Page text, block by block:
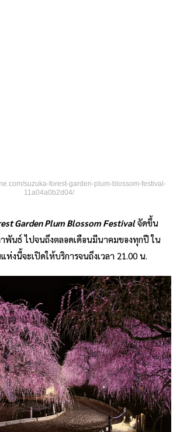
suzuka-forest-garden-plum-blossom-festival-
11a04a0b2d04/
Garden Plum Blossom Festivalจัดขึ้น
พันธ์ ไปจนถึงตลอดเดือนมีนาคมของทุกปี ใน
ห่งนี้จะเปิดให้บริการจนถึงเวลา 21.00 น.